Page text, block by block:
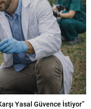
Yasal Güvence İstiyor”